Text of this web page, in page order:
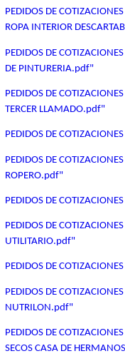
PEDIDOS DE
ROPA INTERIOR
PEDIDOS DE
DE PINTURERIA.pdf"
PEDIDOS DE
TERCER LLAMADO.pdf"
PEDIDOS DE
PEDIDOS DE
ROPERO.pdf"
PEDIDOS DE
PEDIDOS DE
UTILITARIO.pdf"
PEDIDOS DE
PEDIDOS DE
NUTRILON.pdf"
PEDIDOS DE
SECOS CASA DE